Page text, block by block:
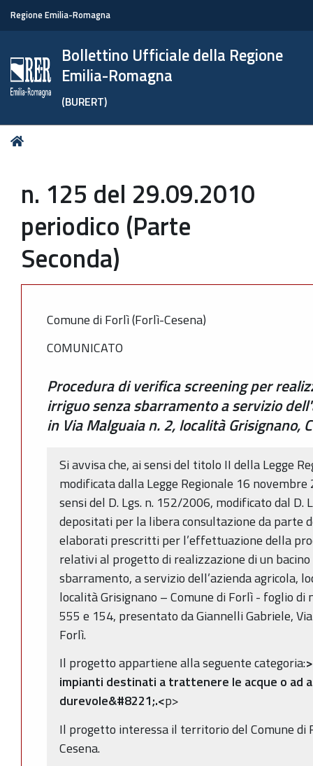
Regione Emilia-Romagna
Bollettino Ufficiale della Regione
Emilia-Romagna
(BURERT)
Tu
n. 125 del 29.09.2010
periodico (Parte
Seconda)
Comune di Forlì (Forlì-Cesena)
COMUNICATO
Procedura di verifica screening per
irriguo senza sbarramento a servizio
in Via Malguaia n. 2, località Grisignano,
Si avvisa che, ai sensi del titolo II della Legge
modificata dalla Legge Regionale 16
sensi del D. Lgs. n. 152/2006, modificato dal D.
depositati per la libera consultazione da parte
elaborati prescritti per l’effettuazione della
relativi al progetto di realizzazione di un
sbarramento, a servizio dell’azienda agricola,
località Grisignano – Comune di Forlì - foglio
555 e 154, presentato da Giannelli Gabriele,
Forlì.
Il progetto appartiene alla seguente categoria:
impianti destinati a trattenere le acque o ad
durevole&#8221;.<p>
Il progetto interessa il territorio del Comune di
Cesena.